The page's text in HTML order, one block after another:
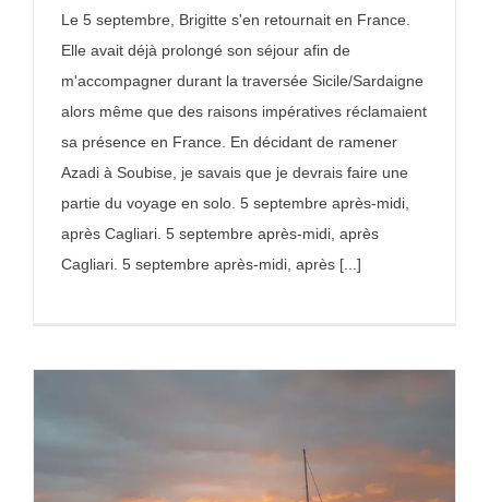
Le 5 septembre, Brigitte s'en retournait en France.
Elle avait déjà prolongé son séjour afin de
m'accompagner durant la traversée Sicile/Sardaigne
alors même que des raisons impératives réclamaient
sa présence en France. En décidant de ramener
Azadi à Soubise, je savais que je devrais faire une
partie du voyage en solo. 5 septembre après-midi,
après Cagliari. 5 septembre après-midi, après
Cagliari. 5 septembre après-midi, après [...]